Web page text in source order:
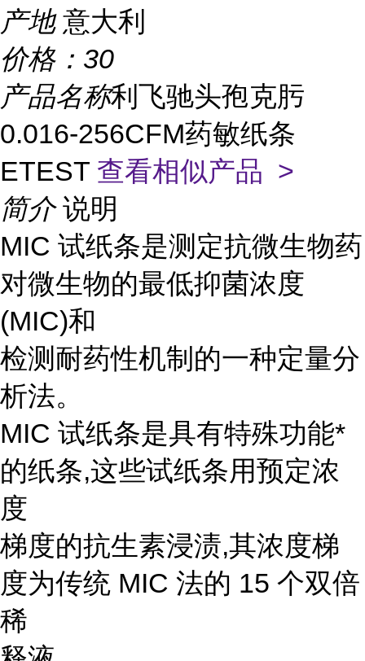
产地 意大利
价格： 30
产品名称利飞驰头孢克肟
0.016-256CFM药敏纸条
ETEST 查看相似产品 >
简介 说明
MIC 试纸条是测定抗微生物药
对微生物的最低抑菌浓度
(MIC)和
检测耐药性机制的一种定量分
析法。
MIC 试纸条是具有特殊功能*
的纸条,这些试纸条用预定浓
度
梯度的抗生素浸渍,其浓度梯
度为传统 MIC 法的 15 个双倍
稀